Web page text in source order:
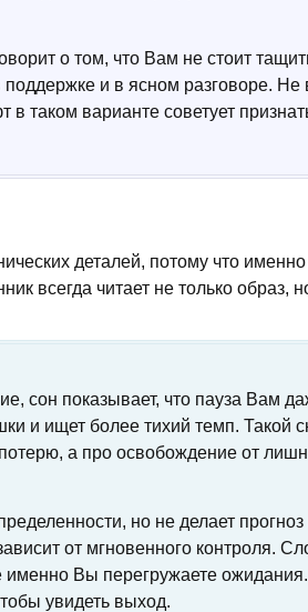
о том, что Вам не стоит
и в ясном разговоре. Не
таком варианте советует
деталей, потому что
всегда читает не только образ,
сон показывает, что пауза Вам
и ищет более тихий темп. Такой
а про освобождение от
но не делает
от мгновенного контроля.
именно Вы перегружаете
увидеть выход.